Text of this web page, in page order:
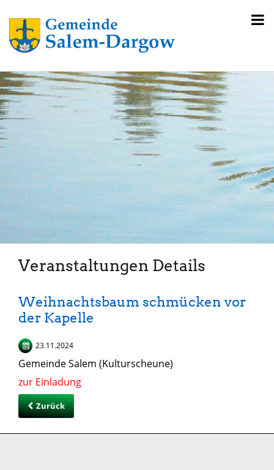
Veranstaltungen Details
Weihnachtsbaum schmücken vor
der Kapelle
23.11.2024
Gemeinde Salem (Kulturscheune)
zur Einladung
Zurück